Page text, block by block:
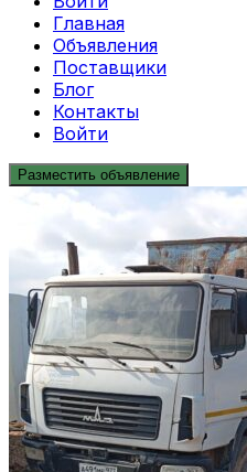
Главная
Объявления
Поставщики
Блог
Контакты
Войти
Разместить объявление